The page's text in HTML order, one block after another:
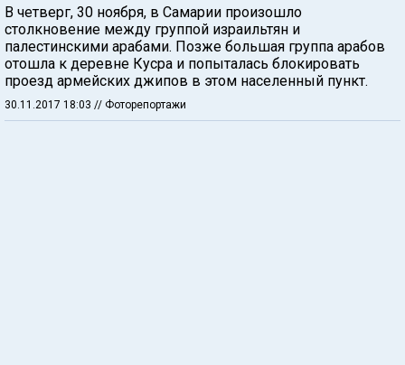
В четверг, 30 ноября, в Самарии произошло
столкновение между группой израильтян и
палестинскими арабами. Позже большая группа арабов
отошла к деревне Кусра и попыталась блокировать
проезд армейских джипов в этом населенный пункт.
30.11.2017 18:03 // Фоторепортажи